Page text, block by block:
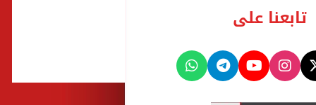
تابعنا على